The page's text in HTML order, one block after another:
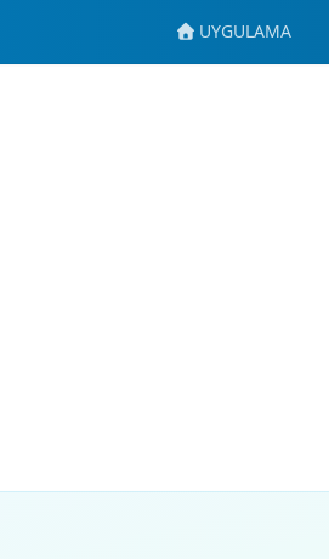
UYGULAMA